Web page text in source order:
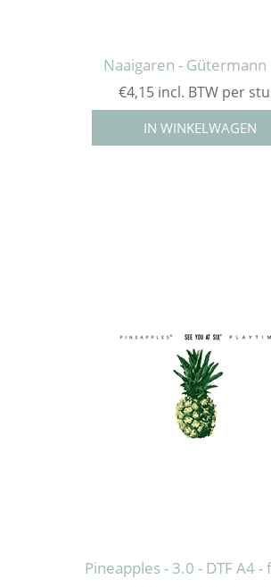
Naaigaren - Gütermann
€4,15 incl. BTW per
Pineapples - 3.0 - DTF A4 -